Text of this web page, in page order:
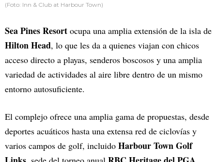
(Foto: Inn & Club at Harbour Town)
Sea Pines Resort ocupa una amplia extensión de la isla de
Hilton Head, lo que les da a quienes viajan con chicos
acceso directo a playas, senderos boscosos y una amplia
variedad de actividades al aire libre dentro de un mismo
entorno autosuficiente.
El complejo ofrece una amplia gama de propuestas, desde
deportes acuáticos hasta una extensa red de ciclovías y
varios campos de golf, incluido Harbour Town Golf